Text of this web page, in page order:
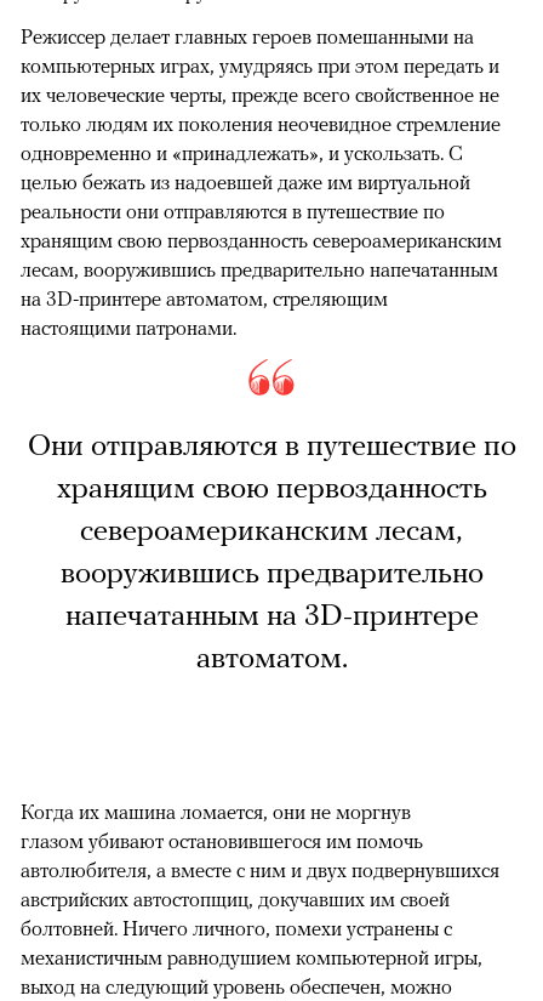
Режиссер делает главных героев помешанными на
компьютерных играх, умудряясь при этом передать и
их человеческие черты, прежде всего свойственное не
только людям их поколения неочевидное стремление
одновременно и «принадлежать», и ускользать. С
целью бежать из надоевшей даже им виртуальной
реальности они отправляются в путешествие по
хранящим свою первозданность североамериканским
лесам, вооружившись предварительно напечатанным
на 3D-принтере автоматом, стреляющим
настоящими патронами.
Они отправляются в путешествие по
хранящим свою первозданность
североамериканским лесам,
вооружившись предварительно
напечатанным на 3D-принтере
автоматом.
Когда их машина ломается, они не моргнув
глазом убивают остановившегося им помочь
автолюбителя, а вместе с ним и двух подвернувшихся
австрийских автостопщиц, докучавших им своей
болтовней. Ничего личного, помехи устранены с
механистичным равнодушием компьютерной игры,
выход на следующий уровень обеспечен, можно